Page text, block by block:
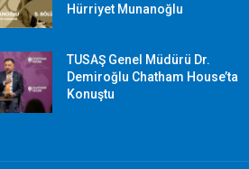
Hürriyet Munanoğlu
TUSAŞ Genel Müdürü Dr.
Demiroğlu Chatham House’ta
Konuştu